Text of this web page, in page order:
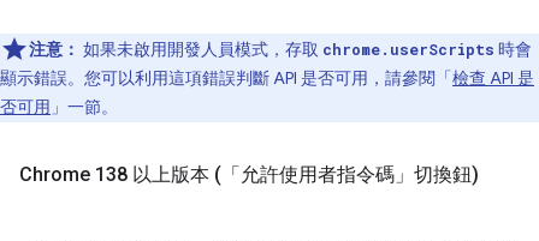
注意： 如果未啟用開發人員模式，存取 chrome.userScripts 時會
顯示錯誤。您可以利用這項錯誤判斷 API 是否可用，請參閱「檢查 API 是
否可用 」一節。
Chrome 138 以上版本 (「允許使用者指令碼」切換鈕)